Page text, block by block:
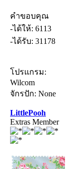
คำขอบคุณ
-ได้ให้: 6113
-ได้รับ: 31178
โปรแกรม:
Wilcom
จักรปัก: None
LittlePooh
Extras Member